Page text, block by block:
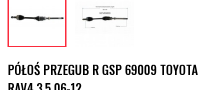
PÓŁOŚ PRZEGUB R GSP 69009 TOYOTA